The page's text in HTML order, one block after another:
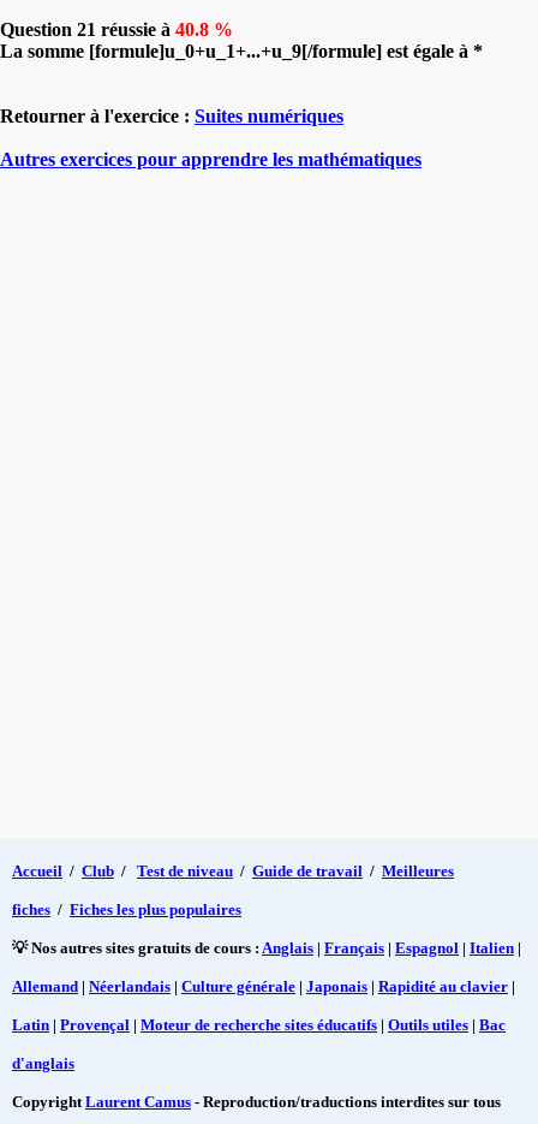
Question 21 réussie à 40.8 %
La somme [formule]u_0+u_1+...+u_9[/formule] est égale à *
Retourner à l'exercice : Suites numériques
Autres exercices pour apprendre les mathématiques
Accueil / Club / Test de niveau / Guide de travail / Meilleures
fiches / Fiches les plus populaires
💡 Nos autres sites gratuits de cours : Anglais | Français | Espagnol | Italien |
Allemand | Néerlandais | Culture générale | Japonais | Rapidité au clavier |
Latin | Provençal | Moteur de recherche sites éducatifs | Outils utiles | Bac
d'anglais
CopyrightLaurent Camus - Reproduction/traductions interdites sur tous